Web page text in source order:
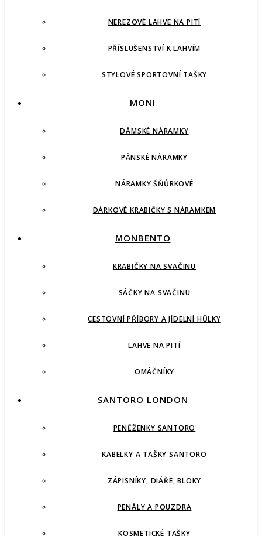
NEREZOVÉ LAHVE NA PITÍ
PŘÍSLUŠENSTVÍ K LAHVÍM
STYLOVÉ SPORTOVNÍ TAŠKY
MONI
DÁMSKÉ NÁRAMKY
PÁNSKÉ NÁRAMKY
NÁRAMKY ŠŇŮRKOVÉ
DÁRKOVÉ KRABIČKY S NÁRAMKEM
MONBENTO
KRABIČKY NA SVAČINU
SÁČKY NA SVAČINU
CESTOVNÍ PŘÍBORY A JÍDELNÍ HŮLKY
LAHVE NA PITÍ
OMÁČNÍKY
SANTORO LONDON
PENĚŽENKY SANTORO
KABELKY A TAŠKY SANTORO
ZÁPISNÍKY, DIÁŘE, BLOKY
PENÁLY A POUZDRA
KOSMETICKÉ TAŠKY